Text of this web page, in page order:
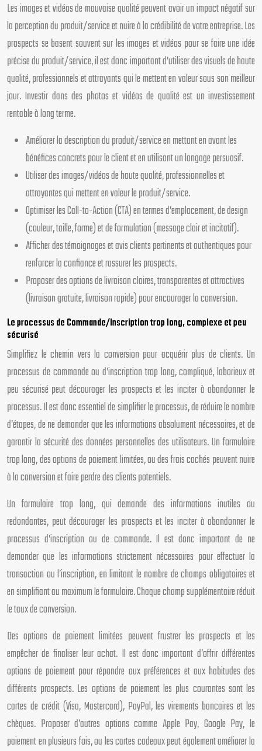
Les images et vidéos de mauvaise qualité peuvent avoir un impact négatif sur
la perception du produit/service et nuire à la crédibilité de votre entreprise. Les
prospects se basent souvent sur les images et vidéos pour se faire une idée
précise du produit/service, il est donc important d’utiliser des visuels de haute
qualité, professionnels et attrayants qui le mettent en valeur sous son meilleur
jour. Investir dans des photos et vidéos de qualité est un investissement
rentable à long terme.
Améliorer la description du produit/service en mettant en avant les
bénéfices concrets pour le client et en utilisant un langage persuasif.
Utiliser des images/vidéos de haute qualité, professionnelles et
attrayantes qui mettent en valeur le produit/service.
Optimiser les Call-to-Action (CTA) en termes d’emplacement, de design
(couleur, taille, forme) et de formulation (message clair et incitatif).
Afficher des témoignages et avis clients pertinents et authentiques pour
renforcer la confiance et rassurer les prospects.
Proposer des options de livraison claires, transparentes et attractives
(livraison gratuite, livraison rapide) pour encourager la conversion.
Le processus de Commande/Inscription trop long, complexe et peu
sécurisé
Simplifiez le chemin vers la conversion pour acquérir plus de clients. Un
processus de commande ou d’inscription trop long, compliqué, laborieux et
peu sécurisé peut décourager les prospects et les inciter à abandonner le
processus. Il est donc essentiel de simplifier le processus, de réduire le nombre
d’étapes, de ne demander que les informations absolument nécessaires, et de
garantir la sécurité des données personnelles des utilisateurs. Un formulaire
trop long, des options de paiement limitées, ou des frais cachés peuvent nuire
à la conversion et faire perdre des clients potentiels.
Un formulaire trop long, qui demande des informations inutiles ou
redondantes, peut décourager les prospects et les inciter à abandonner le
processus d’inscription ou de commande. Il est donc important de ne
demander que les informations strictement nécessaires pour effectuer la
transaction ou l’inscription, en limitant le nombre de champs obligatoires et
en simplifiant au maximum le formulaire. Chaque champ supplémentaire réduit
le taux de conversion.
Des options de paiement limitées peuvent frustrer les prospects et les
empêcher de finaliser leur achat. Il est donc important d’offrir différentes
options de paiement pour répondre aux préférences et aux habitudes des
différents prospects. Les options de paiement les plus courantes sont les
cartes de crédit (Visa, Mastercard), PayPal, les virements bancaires et les
chèques. Proposer d’autres options comme Apple Pay, Google Pay, le
paiement en plusieurs fois, ou les cartes cadeaux peut également améliorer la